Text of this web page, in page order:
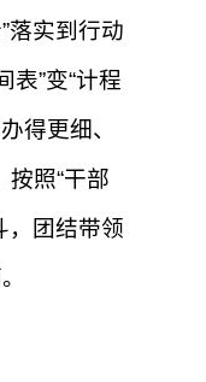
落实到行动
表”变“计程
得更细、
照“干部
，团结带领